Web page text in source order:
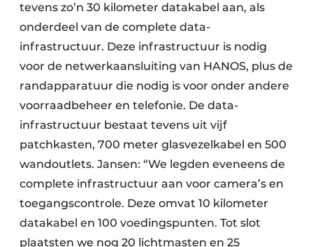
tevens zo’n 30 kilometer datakabel aan, als
onderdeel van de complete data-
infrastructuur. Deze infrastructuur is nodig
voor de netwerkaansluiting van HANOS, plus de
randapparatuur die nodig is voor onder andere
voorraadbeheer en telefonie. De data-
infrastructuur bestaat tevens uit vijf
patchkasten, 700 meter glasvezelkabel en 500
wandoutlets. Jansen: “We legden eveneens de
complete infrastructuur aan voor camera’s en
toegangscontrole. Deze omvat 10 kilometer
datakabel en 100 voedingspunten. Tot slot
plaatsten we nog 20 lichtmasten en 25